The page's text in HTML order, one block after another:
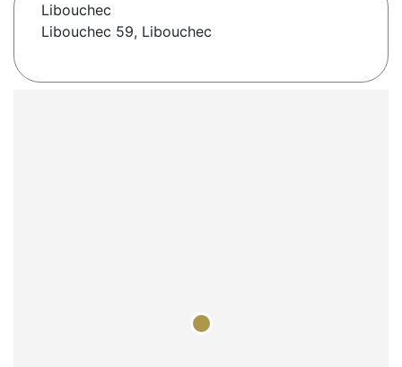
Libouchec
Libouchec 59, Libouchec